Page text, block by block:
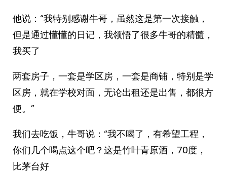
他说：“我特别感谢牛哥，虽然这是第一次接触，
但是通过懂懂的日记，我领悟了很多牛哥的精髓，
我买了
两套房子，一套是学区房，一套是商铺，特别是学
区房，就在学校对面，无论出租还是出售，都很方
便。”
我们去吃饭，牛哥说：“我不喝了，有希望工程，
你们几个喝点这个吧？这是竹叶青原酒，70度，
比茅台好